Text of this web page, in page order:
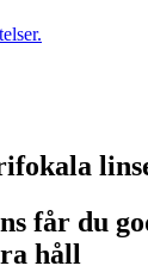
får du
håll